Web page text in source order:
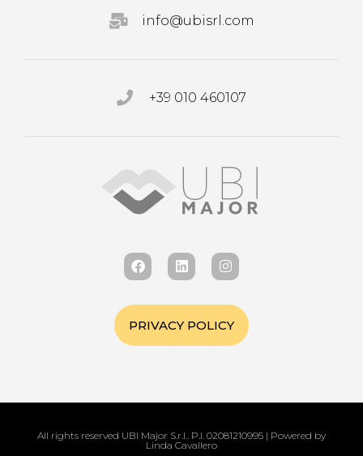
info@ubisrl.com
+39 010 460107
PRIVACY POLICY
All rights reserved UBI Major S.r.l.. P.I. 02081210995 | Powered by
Linda Cavallero